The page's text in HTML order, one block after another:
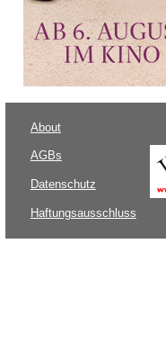
About
AGBs
Datenschutz
Haftungsausschluss